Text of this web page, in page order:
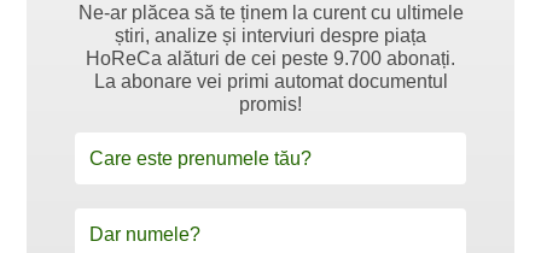
Ne-ar plăcea să te ținem la curent cu ultimele
știri, analize și interviuri despre piața
HoReCa alături de cei peste 9.700 abonați.
La abonare vei primi automat documentul
promis!